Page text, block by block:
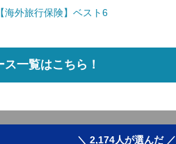
外旅行保険】ベスト6
一覧はこちら！
＼ 2,174人が選んだ ／